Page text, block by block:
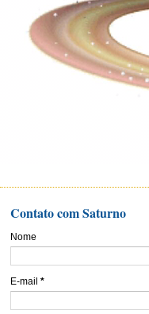
Contato com Saturno
Nome
E-mail *